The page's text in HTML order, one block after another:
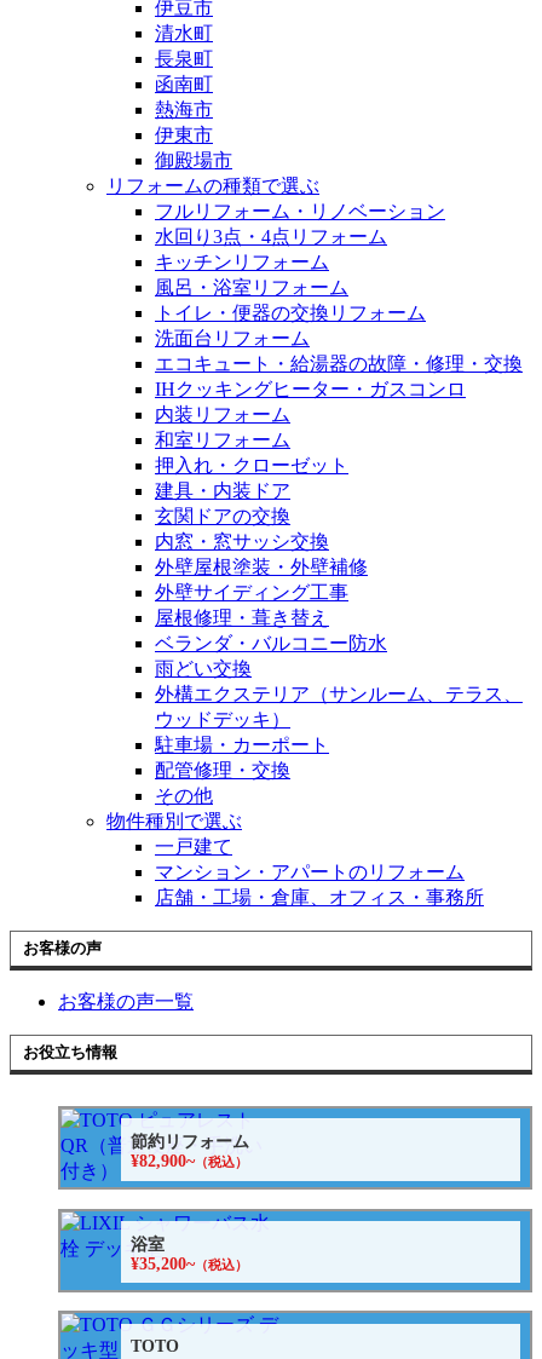
伊豆市
清水町
長泉町
函南町
熱海市
伊東市
御殿場市
リフォームの種類で選ぶ
フルリフォーム・リノベーション
水回り3点・4点リフォーム
キッチンリフォーム
風呂・浴室リフォーム
トイレ・便器の交換リフォーム
洗面台リフォーム
エコキュート・給湯器の故障・修理・交換
IHクッキングヒーター・ガスコンロ
内装リフォーム
和室リフォーム
押入れ・クローゼット
建具・内装ドア
玄関ドアの交換
内窓・窓サッシ交換
外壁屋根塗装・外壁補修
外壁サイディング工事
屋根修理・葺き替え
ベランダ・バルコニー防水
雨どい交換
外構エクステリア（サンルーム、テラス、
ウッドデッキ）
駐車場・カーポート
配管修理・交換
その他
物件種別で選ぶ
一戸建て
マンション・アパートのリフォーム
店舗・工場・倉庫、オフィス・事務所
お客様の声
お客様の声一覧
お役立ち情報
節約リフォーム
¥82,900~（税込）
浴室
¥35,200~（税込）
TOTO